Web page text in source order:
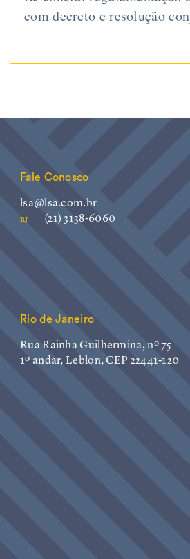
com decreto e resolução
Fale Conosco
lsa@lsa.com.br
RJ (21) 3138-6060
Rio de Janeiro
Rua Rainha Guilhermina, nº 75
1º andar, Leblon, CEP 22441-120